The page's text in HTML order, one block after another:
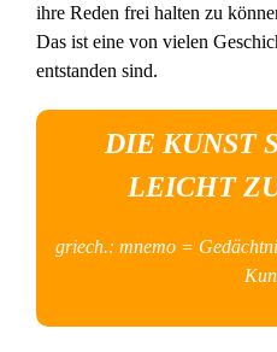
ihre Reden frei halten zu
Das ist eine von vielen
entstanden sind.
DIE KUNST
LEICHT
griech.: mnemo =